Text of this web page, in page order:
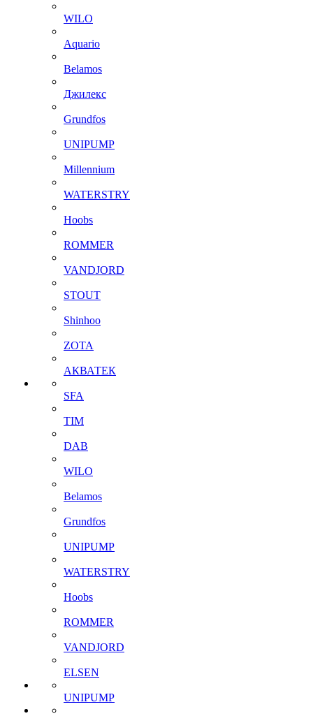
WILO
Aquario
Belamos
Джилекс
Grundfos
UNIPUMP
Millennium
WATERSTRY
Hoobs
ROMMER
VANDJORD
STOUT
Shinhoo
ZOTA
АКВАТЕК
SFA
TIM
DAB
WILO
Belamos
Grundfos
UNIPUMP
WATERSTRY
Hoobs
ROMMER
VANDJORD
ELSEN
UNIPUMP